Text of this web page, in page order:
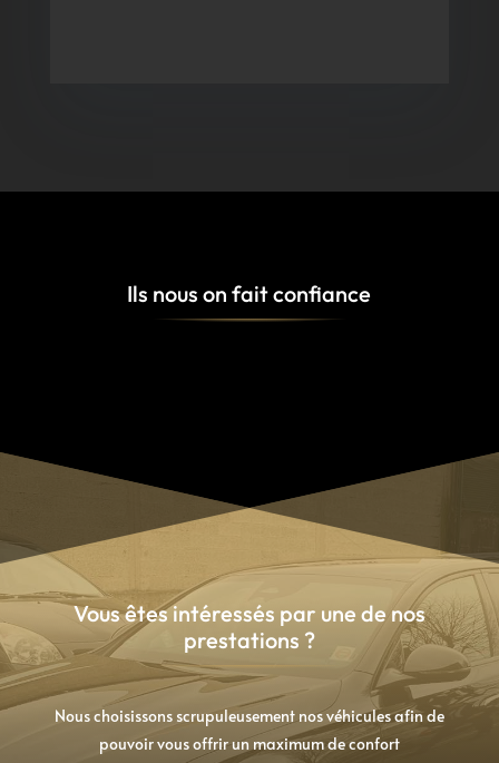
Ils nous on fait confiance
Vous êtes intéressés par une de nos
prestations ?
Nous choisissons scrupuleusement nos véhicules afin de
pouvoir vous offrir un maximum de confort